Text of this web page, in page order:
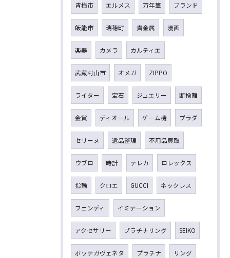
青梅市 エルメス 万年筆 ブランド
飯能市 瑞穂町 貴金属 漫画
楽器 カメラ カルティエ
武蔵村山市 オメガ ZIPPO
ライター 宝石 ジュエリー 断捨離
金貨 ディオール ゲーム機 プラダ
セリーヌ 遺品整理 不用品買取
ウブロ 時計 テレカ ロレックス
指輪 クロエ GUCCI ネックレス
フェンディ イミテーション
アクセサリー プラチナリング SEIKO
ボッテガヴェネタ プラチナ リング